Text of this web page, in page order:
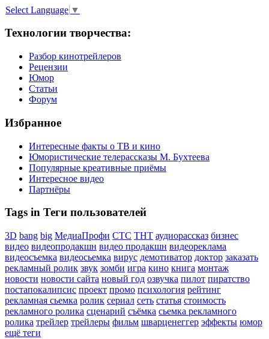
Select Language ▼
Технологии творчества:
Разбор кинотрейлеров
Рецензии
Юмор
Статьи
Форум
Избранное
Интересные факты о ТВ и кино
Юмористические телерассказы М. Бухтеева
Популярные креативные приёмы
Интересное видео
Партнёры
Tags in Теги пользователей
3D bang big МедиаПрофи СТС ТНТ аудиорассказ бизнес
видео видеопродакшн видео продакшн видеореклама
видеосъемка видеосьемка вирус демотиватор доктор заказать
рекламный ролик звук зомби игра кино книга монтаж
новости новости сайта новый год озвучка пилот пиратство
постапокалипсис проект промо психология рейтинг
рекламная сьемка ролик сериал сеть статья стоимость
рекламного ролика сценарий съёмка сьемка рекламного
ролика трейлер трейлеры фильм шварценеггер эффекты юмор
ещё теги